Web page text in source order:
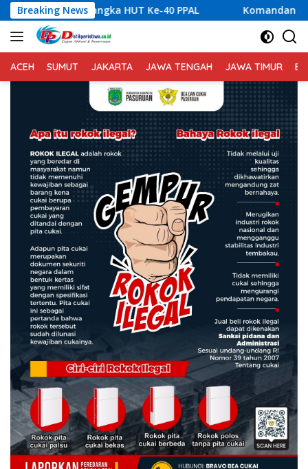
Langsung
ke
konten
Breaking News
dalam Rangka HUT Ke-40 PPAL Komandan Lanal
ACEH SUMUT JAKARTA JAWA TENGAH JAWA TIMUR